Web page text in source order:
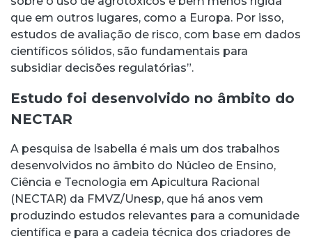
que em outros lugares, como a Europa. Por isso,
estudos de avaliação de risco, com base em dados
científicos sólidos, são fundamentais para
subsidiar decisões regulatórias”.
Estudo foi desenvolvido no âmbito do
NECTAR
A pesquisa de Isabella é mais um dos trabalhos
desenvolvidos no âmbito do Núcleo de Ensino,
Ciência e Tecnologia em Apicultura Racional
(NECTAR) da FMVZ/Unesp, que há anos vem
produzindo estudos relevantes para a comunidade
científica e para a cadeia técnica dos criadores de